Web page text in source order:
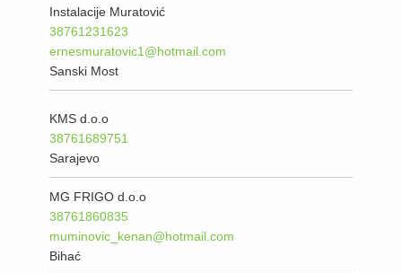
Instalacije Muratović
38761231623
ernesmuratovic1@hotmail.com
Sanski Most
KMS d.o.o
38761689751
Sarajevo
MG FRIGO d.o.o
38761860835
muminovic_kenan@hotmail.com
Bihać